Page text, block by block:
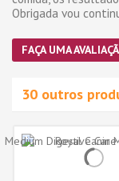
Obrigada vou
FAÇA UMA
30 outros